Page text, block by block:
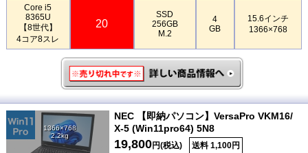
Core i5
8365U
【8世代】
4コア8スレ
20
SSD
256GB
M.2
4
GB
15.6インチ
1366×768
1366×768
2.2kg
NEC 【即納パソコン】VersaPro VKM16/
X-5 (Win11pro64) 5N8
19,800円(税込) 送料 1,100円